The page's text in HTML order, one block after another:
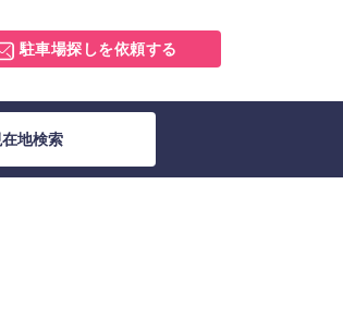
駐車場探しを依頼する
地検索